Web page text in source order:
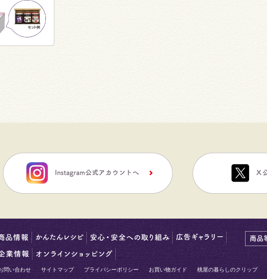
問い合わせ サイトマップ プライバシーポリシー お買い物ガイド 桃屋の暮らしのクリップ